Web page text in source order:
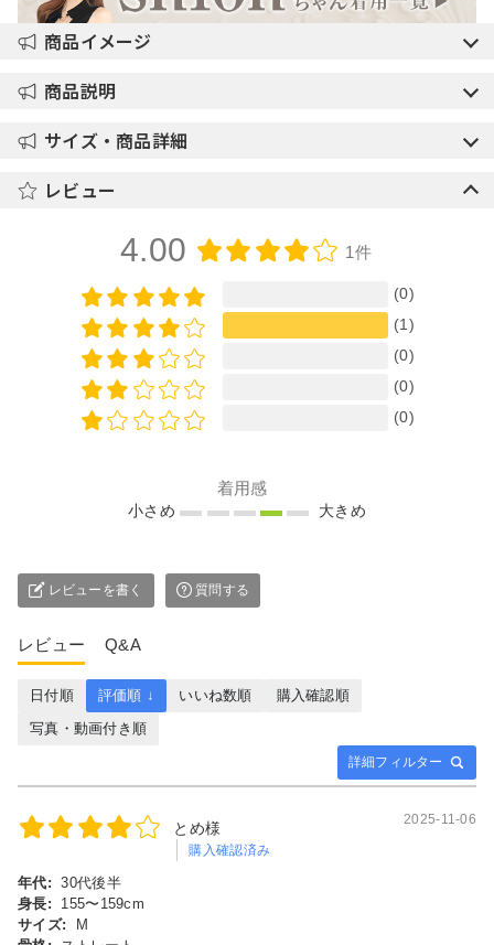
商品イメージ
商品説明
サイズ・商品詳細
レビュー
4.00 1件
(0)
(1)
(0)
(0)
(0)
着用感
小さめ 大きめ
レビューを書く 質問する
レビュー Q&A
詳細フィルター
日付順 評価順 ↓ いいね数順
購入確認順
写真・動画付き順
とめ様
購入確認済み
2025-11-06
年代: 30代後半
身長:
155〜159cm
サイズ:
M